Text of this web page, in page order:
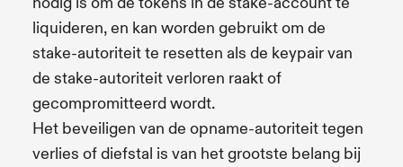
liquideren, en kan worden gebruikt om de
stake-autoriteit te resetten als de keypair van
de stake-autoriteit verloren raakt of
gecompromitteerd wordt.
Het beveiligen van de opname-autoriteit tegen
verlies of diefstal is van het grootste belang bij